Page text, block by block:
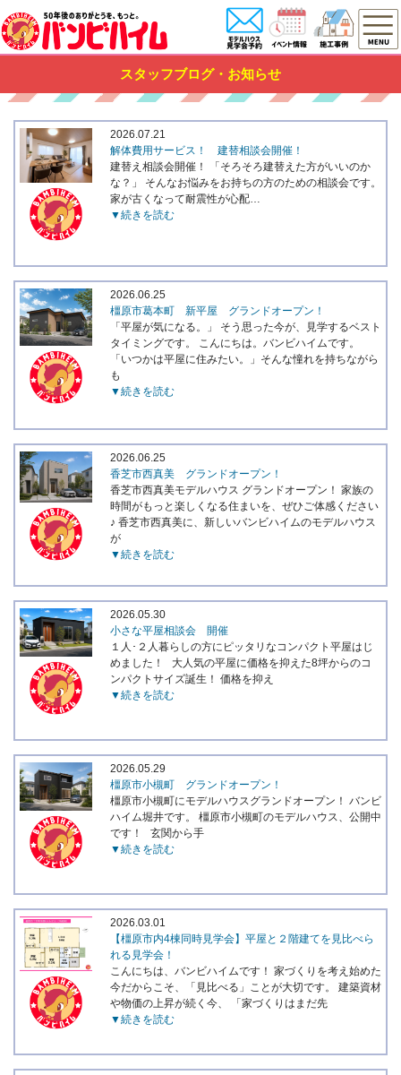
スタッフブログ・お知らせ
2026.07.21
解体費用サービス！ 建替相談会開催！
建替え相談会開催！ 「そろそろ建替えた方がいいのか
な？」 そんなお悩みをお持ちの方のための相談会です。
家が古くなって耐震性が心配…
▼続きを読む
2026.06.25
橿原市葛本町 新平屋 グランドオープン！
「平屋が気になる。」 そう思った今が、見学するベスト
タイミングです。 こんにちは。バンビハイムです。
「いつかは平屋に住みたい。」そんな憧れを持ちながら
も
▼続きを読む
2026.06.25
香芝市西真美 グランドオープン！
香芝市西真美モデルハウス グランドオープン！ 家族の
時間がもっと楽しくなる住まいを、ぜひご体感ください
♪ 香芝市西真美に、新しいバンビハイムのモデルハウス
が
▼続きを読む
2026.05.30
小さな平屋相談会 開催
１人･２人暮らしの方にピッタリなコンパクト平屋はじ
めました！ 大人気の平屋に価格を抑えた8坪からのコ
ンパクトサイズ誕生！ 価格を抑え
▼続きを読む
2026.05.29
橿原市小槻町 グランドオープン！
橿原市小槻町にモデルハウスグランドオープン！ バンビ
ハイム堀井です。 橿原市小槻町のモデルハウス、公開中
です！ 玄関から手
▼続きを読む
2026.03.01
【橿原市内4棟同時見学会】平屋と２階建てを見比べら
れる見学会！
こんにちは、バンビハイムです！ 家づくりを考え始めた
今だからこそ、「見比べる」ことが大切です。 建築資材
や物価の上昇が続く今、 「家づくりはまだ先
▼続きを読む